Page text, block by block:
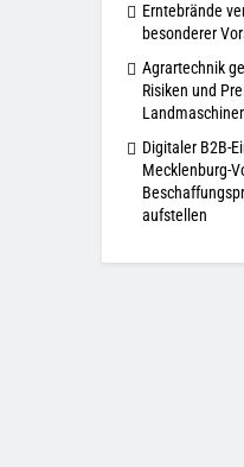
Erntebrände
besonderer
Agrartechnik
Risiken und
Digitaler B2B-
Mecklenburg-
aufstellen